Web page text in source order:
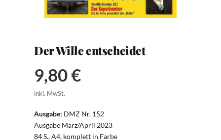
Der Wille entscheidet
9,80 €
inkl. MwSt.
Ausgabe: DMZ Nr. 152
Ausgabe März/April 2023
84 S., A4, komplett in Farbe